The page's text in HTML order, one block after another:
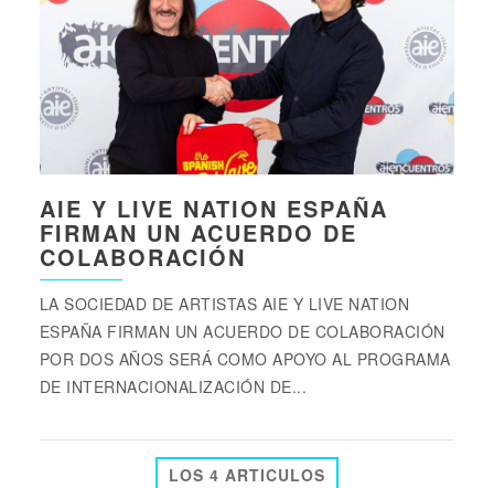
AIE Y LIVE NATION ESPAÑA
FIRMAN UN ACUERDO DE
COLABORACIÓN
LA SOCIEDAD DE ARTISTAS AIE Y LIVE NATION
ESPAÑA FIRMAN UN ACUERDO DE COLABORACIÓN
POR DOS AÑOS SERÁ COMO APOYO AL PROGRAMA
DE INTERNACIONALIZACIÓN DE...
LOS 4 ARTICULOS